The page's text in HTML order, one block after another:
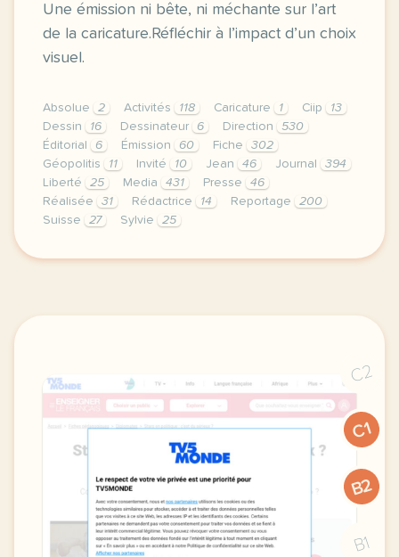
Une émission ni bête, ni méchante sur l’art
de la caricature.Réfléchir à l’impact d’un choix
visuel.
Absolue 2 Activités 118 Caricature 1 Ciip
13
Dessin
16 Dessinateur 6 Direction
530
Éditorial
6 Émission 60 Fiche
302
Géopolitis
11 Invité 10 Jean 46 Journal
394
Liberté
25 Media 431 Presse
46
Réalisée
31 Rédactrice 14 Reportage
200
Suisse
27 Sylvie 25
didomi host didomi components button cursor
C2
C1
B2
B1